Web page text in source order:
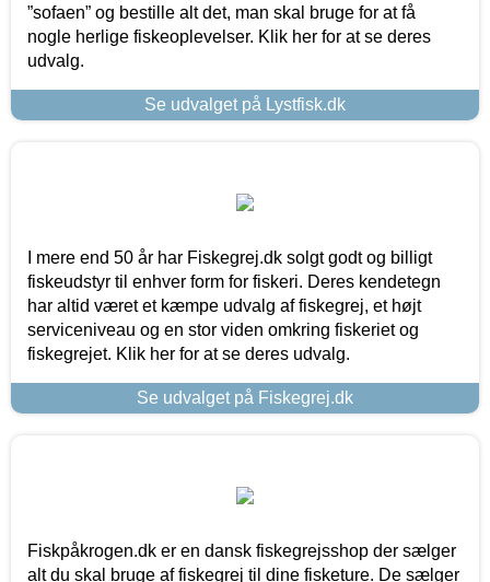
”sofaen” og bestille alt det, man skal bruge for at få
nogle herlige fiskeoplevelser. Klik her for at se deres
udvalg.
Se udvalget på Lystfisk.dk
I mere end 50 år har Fiskegrej.dk solgt godt og billigt
fiskeudstyr til enhver form for fiskeri. Deres kendetegn
har altid været et kæmpe udvalg af fiskegrej, et højt
serviceniveau og en stor viden omkring fiskeriet og
fiskegrejet. Klik her for at se deres udvalg.
Se udvalget på Fiskegrej.dk
Fiskpåkrogen.dk er en dansk fiskegrejsshop der sælger
alt du skal bruge af fiskegrej til dine fisketure. De sælger